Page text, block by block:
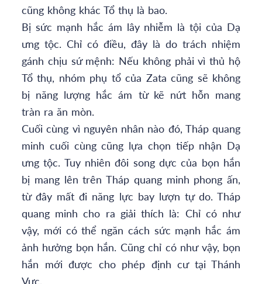
cũng không khác Tổ thụ là bao.
Bị sức mạnh hắc ám lây nhiễm là tội của Dạ
ưng tộc. Chỉ có điều, đây là do trách nhiệm
gánh chịu sứ mệnh: Nếu không phải vì thủ hộ
Tổ thụ, nhóm phụ tổ của Zata cũng sẽ không
bị năng lượng hắc ám từ kẽ nứt hỗn mang
tràn ra ăn mòn.
Cuối cùng vì nguyên nhân nào đó, Tháp quang
minh cuối cùng cũng lựa chọn tiếp nhận Dạ
ưng tộc. Tuy nhiên đôi song dực của bọn hắn
bị mang lên trên Tháp quang minh phong ấn,
từ đây mất đi năng lực bay lượn tự do. Tháp
quang minh cho ra giải thích là: Chỉ có như
vậy, mới có thể ngăn cách sức mạnh hắc ám
ảnh hưởng bọn hắn. Cũng chỉ có như vậy, bọn
hắn mới được cho phép định cư tại Thánh
Vực.